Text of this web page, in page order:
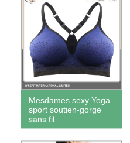
Mesdames sexy Yoga
sport soutien-gorge
sans fil